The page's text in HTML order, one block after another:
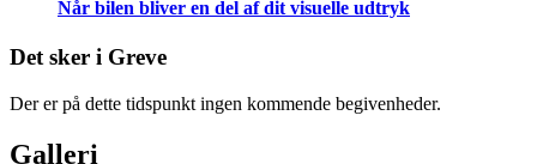
Når bilen bliver en del af dit visuelle udtryk
Det sker i Greve
Der er på dette tidspunkt ingen kommende begivenheder.
Galleri